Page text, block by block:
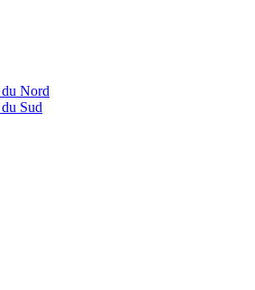
Nord
Sud